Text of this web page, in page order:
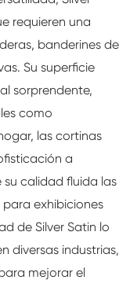
requieren una
banderines de
Su superficie
sorprendente,
como
las cortinas
a
calidad fluida las
exhibiciones
de Silver Satin lo
diversas industrias,
mejorar el